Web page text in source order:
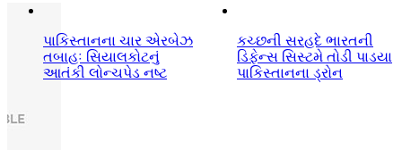
પાકિસ્તાનના ચાર એરબેઝ
તબાહઃ સિયાલકોટનું
આતંકી લોન્ચપેડ નષ્ટ
કચ્છની સરહદે ભારતની
ડિફેન્સ સિસ્ટમે તોડી પાડયા
પાકિસ્તાનના ડ્રોન